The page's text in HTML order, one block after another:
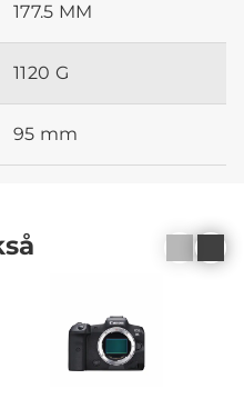
177.5 MM
1120 G
95 mm